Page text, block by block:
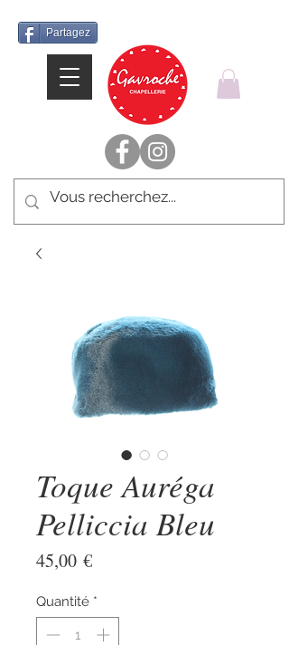
Partagez
Toque Auréga
Pelliccia Bleu
45,00 €Prix
Quantité *